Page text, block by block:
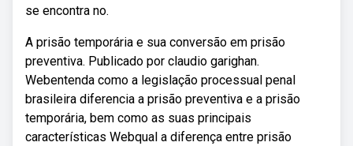
se encontra no.
A prisão temporária e sua conversão em prisão
preventiva. Publicado por claudio garighan.
Webentenda como a legislação processual penal
brasileira diferencia a prisão preventiva e a prisão
temporária, bem como as suas principais
características Webqual a diferença entre prisão